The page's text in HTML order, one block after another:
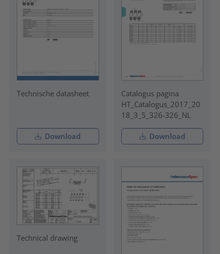
Technische datasheet
Download
Catalogus pagina
HT_Catalogus_2017_20
18_3_5_326-326_NL
Download
Technical drawing